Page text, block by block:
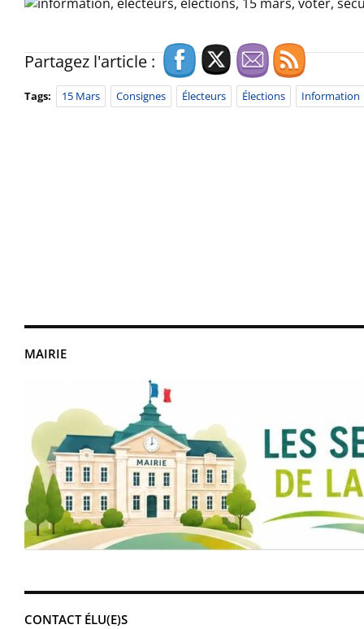
MAIRIE
CONTACT ÉLU(E)S
Partagez l'article :
Tags: 15 Mars Consignes Électeurs Élections Information